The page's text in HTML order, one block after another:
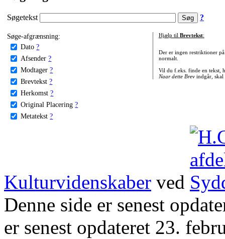
Søgetekst ?
Søge-afgrænsning:
Dato ?
Afsender ?
Modtager ?
Brevtekst ?
Herkomst ?
Original Placering ?
Metatekst ?
Hjælp til Brevtekst:
Der er ingen restriktioner
normalt.
Vil du f.eks. finde en tekst,
Naar dette Brevindgår, skal
Kulturvidenskaber ved
Denne side er senest
er senest opdateret 23.